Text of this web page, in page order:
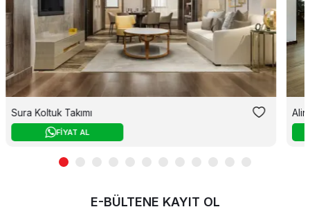
Sura Koltuk Takımı
FİYAT AL
Alin
E-BÜLTENE KAYIT OL